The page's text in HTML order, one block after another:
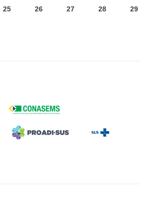
25 26 27 28
29